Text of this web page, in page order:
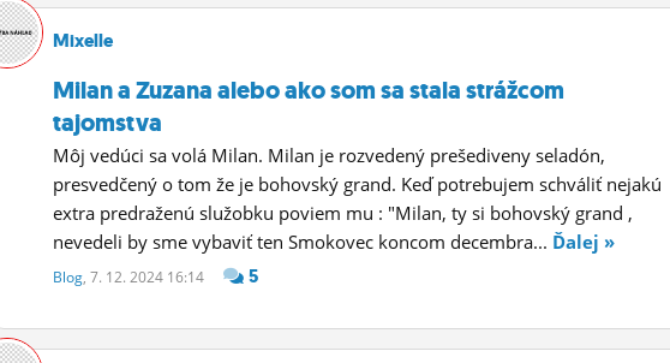
Mixelle
Milan a Zuzana alebo ako som sa stala strážcom
tajomstva
Môj vedúci sa volá Milan. Milan je rozvedený prešediveny seladón,
presvedčený o tom že je bohovský grand. Keď potrebujem schváliť nejakú
extra predraženú služobku poviem mu : "Milan, ty si bohovský grand ,
nevedeli by sme vybaviť ten Smokovec koncom decembra... Ďalej »
Blog, 7. 12. 2024 16:14 5